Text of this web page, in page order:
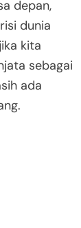
depan,
dunia
kita
sebagai
ada